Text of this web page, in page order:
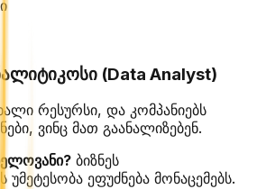
(Data Analyst)
რესურსი, და კომპანიებს
ვინც მათ გაანალიზებენ.
ბიზნეს
უმეტესობა ეფუძნება მონაცემებს.